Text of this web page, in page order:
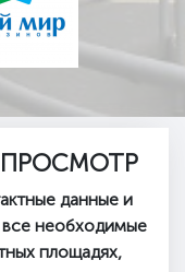
данные и
необходимые
площадях,